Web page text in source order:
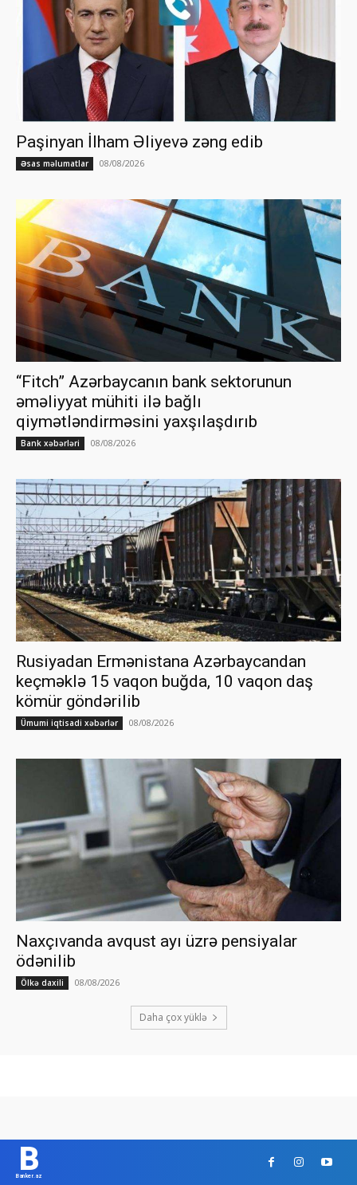
Paşinyan İlham Əliyevə zəng edib
Əsas məlumatlar 08/08/2026
“Fitch” Azərbaycanın bank sektorunun
əməliyyat mühiti ilə bağlı
qiymətləndirməsini yaxşılaşdırıb
Bank xəbərləri 08/08/2026
Rusiyadan Ermənistana Azərbaycandan
keçməklə 15 vaqon buğda, 10 vaqon daş
kömür göndərilib
Ümumi iqtisadi xəbərlər 08/08/2026
Naxçıvanda avqust ayı üzrə pensiyalar
ödənilib
Ölkə daxili 08/08/2026
Daha çox yüklə
B
Banker.az